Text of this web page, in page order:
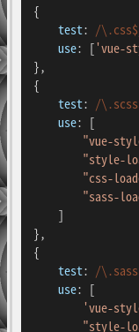
{
test: /
use: ['vue-
},
{
test: /
use: [
"vue-
"style-
"css-
"sass-
    ]
},
{
test: /
use: [
'vue-
"style-